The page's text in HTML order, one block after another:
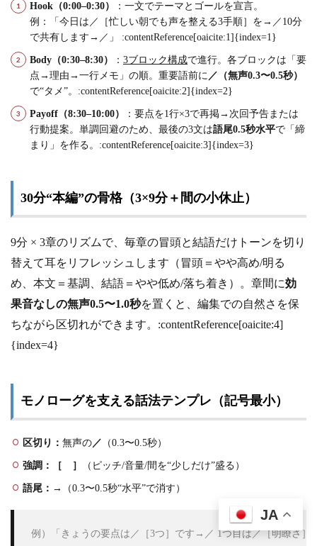
Hook（0:00–0:30）
：一文でテーマとゴールを宣言。
例：「今日は／［忙しい朝でも声を整える3手順］を→／10分
で共有します→／」 :contentReference[oaicite:1]{index=1}
Body（0:30–8:30） ： 3ブロック構成で進行。各ブロックは「要
点→理由→一行メモ」の順。重要語前に ／（無声0.3〜0.5秒）
で“タメ”。:contentReference[oaicite:2]{index=2}
Payoff（8:30–10:00）
：要点を1行×3で再掲→次回予告または
行動提案。単調回避のため、最後の3文は語尾0.5秒水平で「締
まり」を作る。:contentReference[oaicite:3]{index=3}
30分“本編”の骨格（3×9分＋間の小休止）
9分 × 3章のリズムで、毎章の冒頭と結語だけトーンを切り
替えて耳をリフレッシュします（冒頭＝やや高め/明る
め、本文＝基調、結語＝やや低め/落ち着き）。章間に効
果音なしの無声0.5〜1.0秒を置くと、編集での自然さを保
ちながら区切れができます。:contentReference[oaicite:4]
{index=4}
モノローグを支える話法テンプレ（記号最小）
区切り： 無声の／ （0.3〜0.5秒）
強調： ［ ］ （ピッチ/音量/間を“少しだけ”盛る）
語尾： → （0.3〜0.5秒“水平”で消す）
例）「きょうの要点は／［3つ］です→／ 1つ目は／［明瞭さ
JA